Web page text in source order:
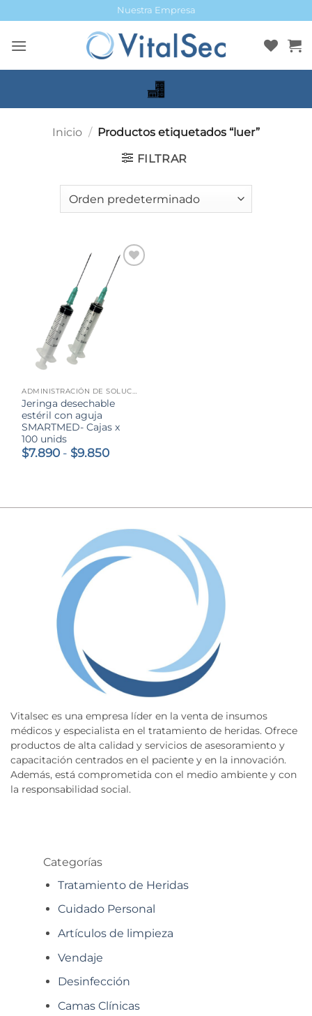
al
contenido
Nuestra Empresa
Inicio / Productos etiquetados “luer”
FILTRAR
ADMINISTRACIÓN DE SOLUCIONES
Jeringa desechable
estéril con aguja
SMARTMED- Cajas x
100 unids
$7.890 - $9.850Rango
hasta
Vitalsec es una empresa líder en la venta de insumos
médicos y especialista en el tratamiento de heridas. Ofrece
productos de alta calidad y servicios de asesoramiento y
capacitación centrados en el paciente y en la innovación.
Además, está comprometida con el medio ambiente y con
la responsabilidad social.
Categorías
Tratamiento de Heridas
Cuidado Personal
Artículos de limpieza
Vendaje
Desinfección
Camas Clínicas